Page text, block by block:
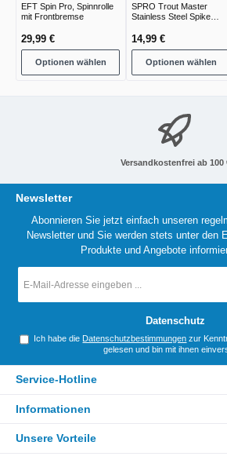
EFT Spin Pro, Spinnrolle
mit Frontbremse
29,99 €
Optionen wählen
SPRO Trout Master
Stainless Steel Spike
14,99 €
Optionen wählen
Versandkostenfrei ab 100
Newsletter
Abonnieren Sie jetzt einfach unseren
Newsletter und Sie werden stets unter den
Produkte und Angebote
Mail-
Adresse
Datenschutz
Ich habe die Datenschutzbestimmungen zur
gelesen und bin mit ihnen
Service-Hotline
Informationen
Unsere Vorteile